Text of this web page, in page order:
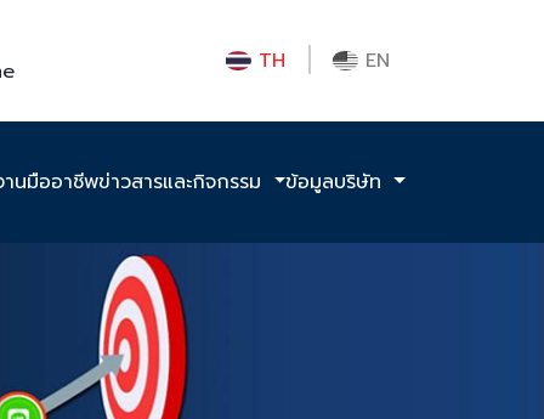
TH EN
นมืออาชีพข่าวสารและกิจกรรม ข้อมูลบริษัท